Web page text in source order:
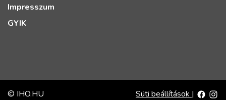
Impresszum
GYIK
© IHO.HU Süti beállítások |